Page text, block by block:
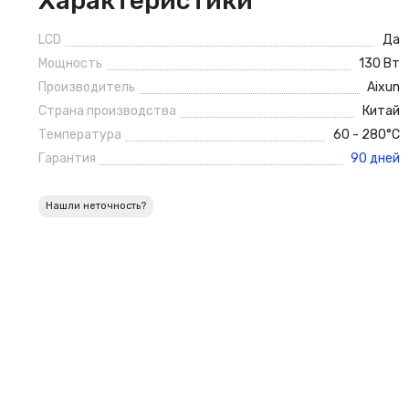
LCD
Да
Мощность
130 Вт
Производитель
Aixun
Страна производства
Китай
Температура
60 - 280°C
Гарантия
90 дней
Нашли неточность?